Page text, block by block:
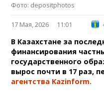
Фото: depositphotos
17 Мая, 2026 11:01
В Казахстане за
финансирования
государственного
вырос почти в 17 раз,
агентства Kazinform.